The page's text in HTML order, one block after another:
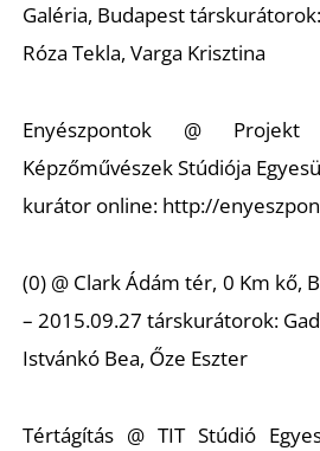
Galéria, Budapest
Róza Tekla, Varga Krisztina
Enyészpontok @
Képzőművészek Stúdiója
kurátor online: http://
(0) @ Clark Ádám tér, 0 Km kő,
– 2015.09.27 társkurátorok:
Istvánkó Bea, Őze Eszter
Tértágítás @ TIT Stúdió